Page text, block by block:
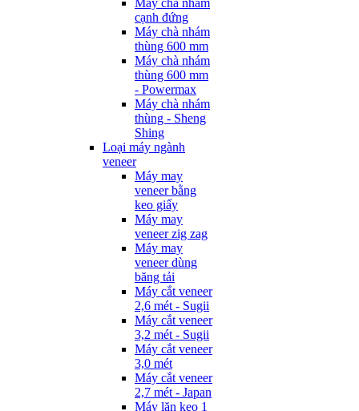
Máy chà nhám
cạnh đứng
Máy chà nhám
thùng 600 mm
Máy chà nhám
thùng 600 mm
- Powermax
Máy chà nhám
thùng - Sheng
Shing
Loại máy ngành
veneer
Máy may
veneer bằng
keo giấy
Máy may
veneer zig zag
Máy may
veneer dùng
băng tải
Máy cắt veneer
2,6 mét - Sugii
Máy cắt veneer
3,2 mét - Sugii
Máy cắt veneer
3,0 mét
Máy cắt veneer
2,7 mét - Japan
Máy lăn keo 1